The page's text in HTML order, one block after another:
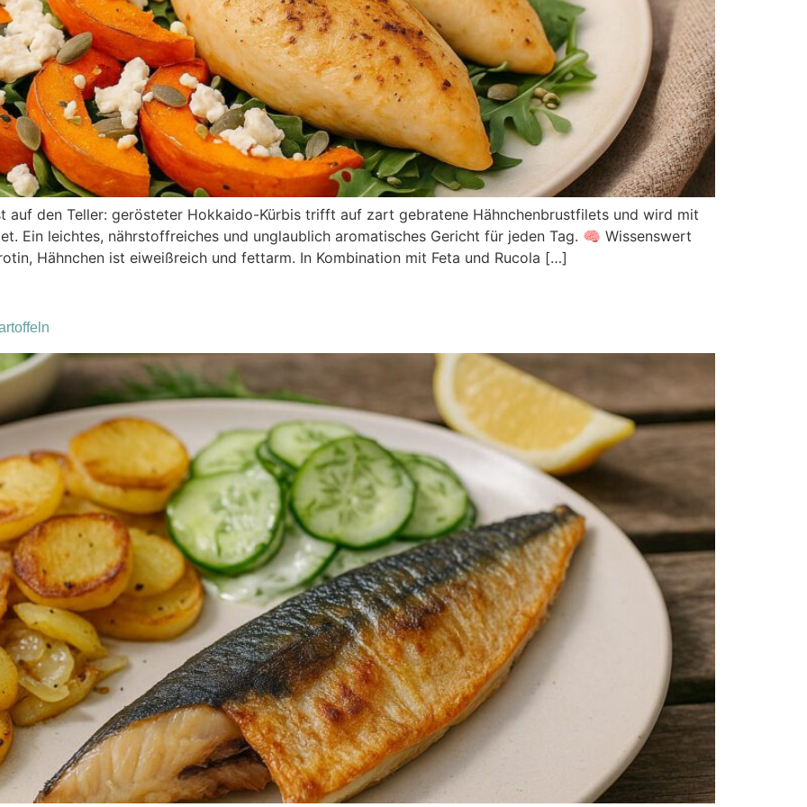
auf den Teller: gerösteter Hokkaido-Kürbis trifft auf zart gebratene Hähnchenbrustfilets und wird mit
Ein leichtes, nährstoffreiches und unglaublich aromatisches Gericht für jeden Tag. 🧠 Wissenswert
Hähnchen ist eiweißreich und fettarm. In Kombination mit Feta und Rucola […]